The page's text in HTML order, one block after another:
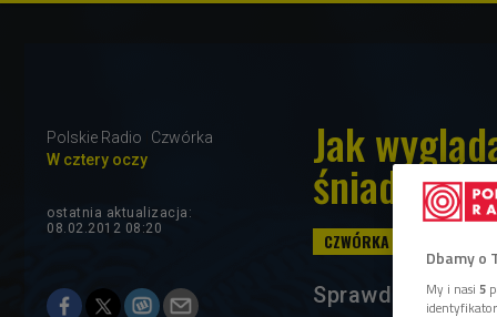
Polskie Radio
Czwórka
W cztery oczy
Jak
śniadanie?
ostatnia aktualizacja:
08.02.2012 08:20
Sprawdzimy to
Dbamy o
My i nasi 5